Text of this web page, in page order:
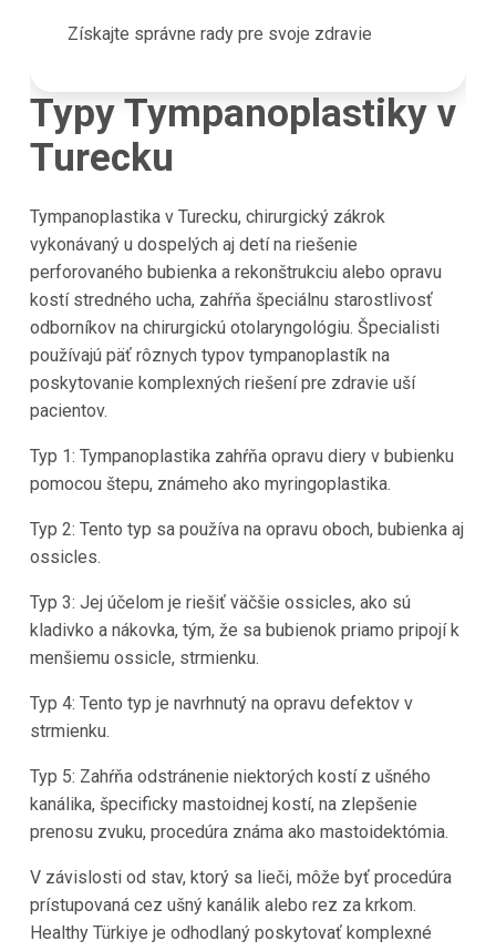
Získajte správne rady pre svoje zdravie
Typy Tympanoplastiky v
Turecku
Tympanoplastika v Turecku, chirurgický zákrok
vykonávaný u dospelých aj detí na riešenie
perforovaného bubienka a rekonštrukciu alebo opravu
kostí stredného ucha, zahŕňa špeciálnu starostlivosť
odborníkov na chirurgickú otolaryngológiu. Špecialisti
používajú päť rôznych typov tympanoplastík na
poskytovanie komplexných riešení pre zdravie uší
pacientov.
Typ 1: Tympanoplastika zahŕňa opravu diery v bubienku
pomocou štepu, známeho ako myringoplastika.
Typ 2: Tento typ sa používa na opravu oboch, bubienka aj
ossicles.
Typ 3: Jej účelom je riešiť väčšie ossicles, ako sú
kladivko a nákovka, tým, že sa bubienok priamo pripojí k
menšiemu ossicle, strmienku.
Typ 4: Tento typ je navrhnutý na opravu defektov v
strmienku.
Typ 5: Zahŕňa odstránenie niektorých kostí z ušného
kanálika, špecificky mastoidnej kostí, na zlepšenie
prenosu zvuku, procedúra známa ako mastoidektómia.
V závislosti od stav, ktorý sa lieči, môže byť procedúra
prístupovaná cez ušný kanálik alebo rez za krkom.
Healthy Türkiye je odhodlaný poskytovať komplexné